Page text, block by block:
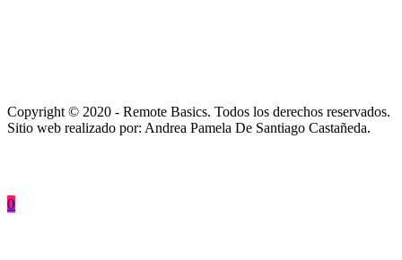
Copyright © 2020 - Remote Basics. Todos los derechos reservados.
Sitio web realizado por: Andrea Pamela De Santiago Castañeda.
0